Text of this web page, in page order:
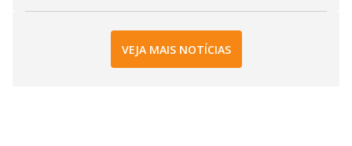
VEJA MAIS NOTÍCIAS